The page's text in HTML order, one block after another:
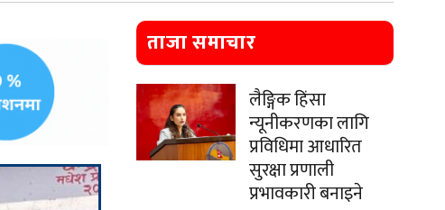
ताजा समाचार
लैङ्गिक हिंसा
न्यूनीकरणका लागि
प्रविधिमा आधारित
सुरक्षा प्रणाली
प्रभावकारी बनाइने